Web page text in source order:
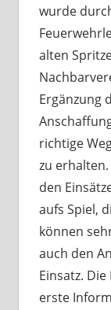
wurde
alten
Ergänzung
richtige
zu
den
aufs Spiel,
können
auch den
Einsatz.
erste